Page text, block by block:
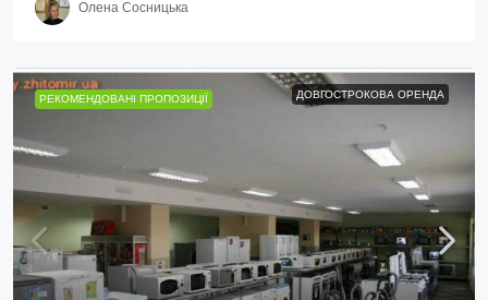
Олена Сосницька
РЕКОМЕНДОВАНІ ПРОПОЗИЦІЇ ДОВГОСТРОКОВА ОРЕНДА